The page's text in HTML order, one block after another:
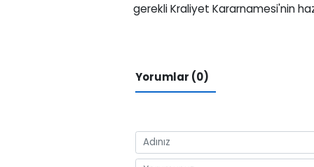
gerekli Kraliyet Kararnamesi'nin
Yorumlar (0)